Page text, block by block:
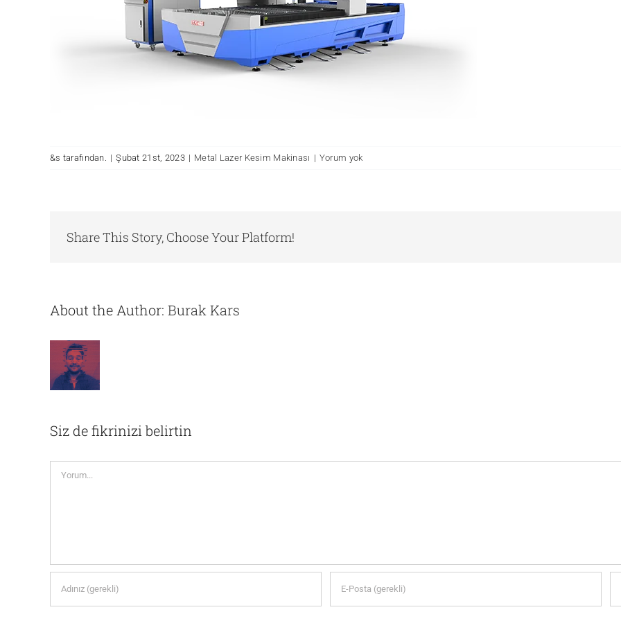
&s tarafından. | Şubat 21st, 2023 | Metal Lazer Kesim Makinası | Yorum yok
Share This Story, Choose Your Platform!
About the Author: Burak Kars
Siz de fikrinizi belirtin
Yorum